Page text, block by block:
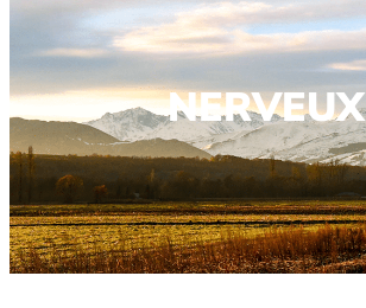
NERVEUX